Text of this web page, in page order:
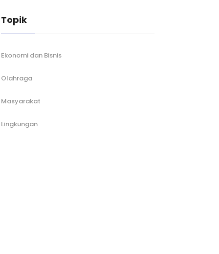
Topik
Ekonomi dan Bisnis
Olahraga
Masyarakat
Lingkungan